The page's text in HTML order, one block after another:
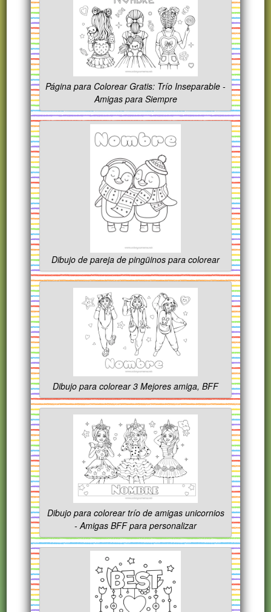
Página para Colorear Gratis: Trío Inseparable -
Amigas para Siempre
Dibujo de pareja de pingüinos para colorear
Dibujo para colorear 3 Mejores amiga, BFF
Dibujo para colorear trío de amigas unicornios
- Amigas BFF para personalizar